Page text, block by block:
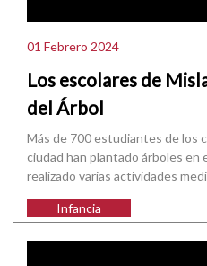
01 Febrero 2024
Los escolares de
del Árbol
Más de 700 estudiantes de los
ciudad han plantado árboles en
realizado varias actividades
Infancia